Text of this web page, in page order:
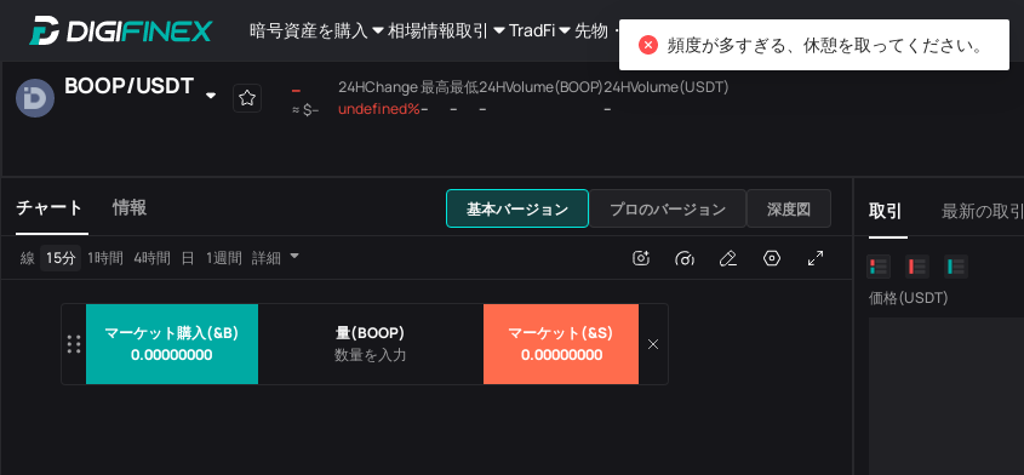
暗号資産を購入 相場情報取引 TradFi 先物・オプション
マーケット購入(&B)
0.00000000
量(BOOP)
マーケット(&S)
0.00000000
BOOP/USDT --
≈$--
24HChange
undefined%
最高
--
最低
--
24HVolume(BOOP)
--
24HVolume(USDT)
--
全てメインボード USDT
取引ペア 取引量
チャート 情報 基本バージョン プロのバージョン 深度図
線 15分 1時間 4時間 日 1週間 詳細
取引 最新の取引
価格(USDT)
頻度が多すぎる、休憩を取ってください。